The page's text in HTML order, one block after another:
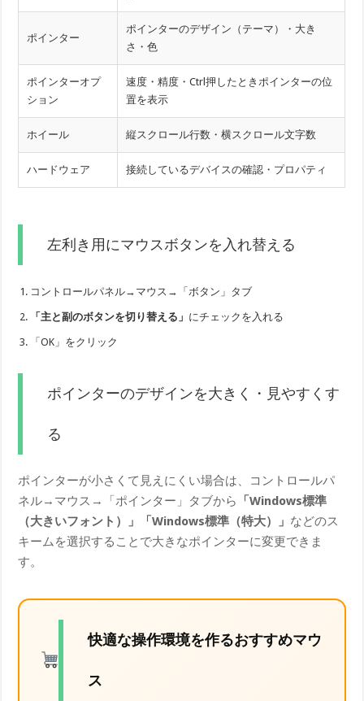
ポインター
ポインターのデザイン（テーマ）・大き
さ・色
ポインターオプ
ション
速度・精度・Ctrl押したときポインターの位
置を表示
ホイール 縦スクロール行数・横スクロール文字数
ハードウェア 接続しているデバイスの確認・プロパティ
左利き用にマウスボタンを入れ替える
コントロールパネル→マウス→「ボタン」タブ
「主と副のボタンを切り替える」 にチェックを入れる
「OK」をクリック
ポインターのデザインを大きく・見やすくす
る
ポインターが小さくて見えにくい場合は、コントロールパ
ネル→マウス→「ポインター」タブから
「Windows標準
（大きいフォント）」「Windows標準（特大）」 などのス
キームを選択することで大きなポインターに変更できま
す。
快適な操作環境を作るおすすめマウ
ス